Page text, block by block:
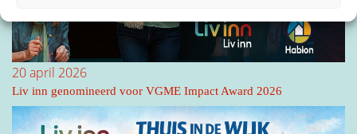
20 april 2026
Liv inn genomineerd voor VGME Impact Award 2026